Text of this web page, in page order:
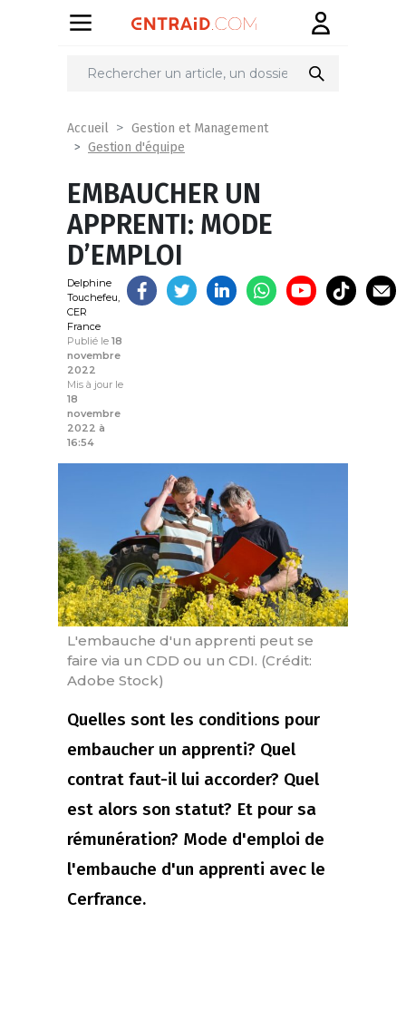
Partager
Accueil
Gestion et Management
Gestion d'équipe
EMBAUCHER UN
APPRENTI: MODE
D’EMPLOI
Delphine
Touchefeu,
CER
France
Publié le 18
novembre
2022
Mis à jour le
18
novembre
2022 à
16:54
L'embauche d'un apprenti peut se
faire via un CDD ou un CDI. (Crédit:
Adobe Stock)
Quelles sont les conditions pour
embaucher un apprenti? Quel
contrat faut-il lui accorder? Quel
est alors son statut? Et pour sa
rémunération? Mode d'emploi de
l'embauche d'un apprenti avec le
Cerfrance.